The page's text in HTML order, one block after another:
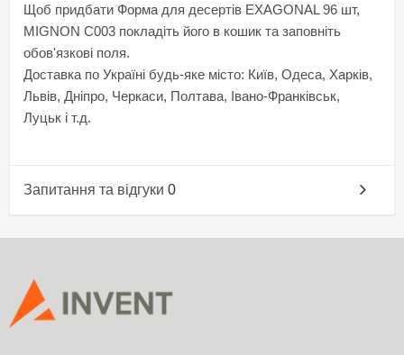
Щоб придбати Форма для десертів EXAGONAL 96 шт,
MIGNON C003 покладіть його в кошик та заповніть
обов'язкові поля.
Доставка по Україні будь-яке місто: Київ, Одеса, Харків,
Львів, Дніпро, Черкаси, Полтава, Івано-Франківськ,
Луцьк і т.д.
Запитання та відгуки 0